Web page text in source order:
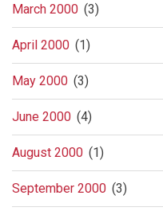
March 2000 (3)
April 2000 (1)
May 2000 (3)
June 2000 (4)
August 2000 (1)
September 2000 (3)